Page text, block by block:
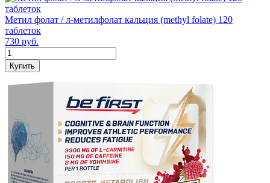
Метил фолат / л-метилфолат кальция (methyl folate) 120
таблеток
730 руб.
Купить